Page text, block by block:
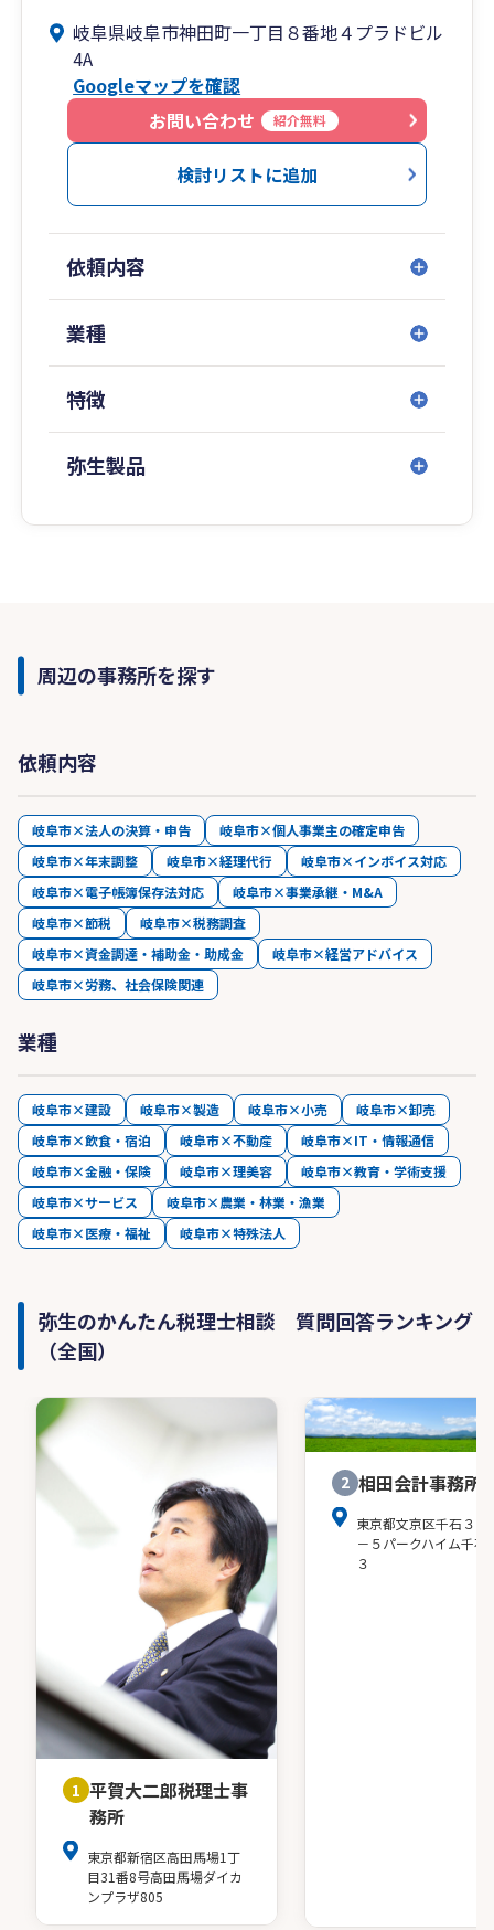
岐阜県岐阜市神田町一丁目８番地４プラドビル
4A
Googleマップを確認
お問い合わせ
紹介無料
検討リストに追加
依頼内容
業種
特徴
弥生製品
周辺の事務所を探す
依頼内容
岐阜市×法人の決算・申告
岐阜市×個人事業主の確定申告
岐阜市×年末調整
岐阜市×経理代行
岐阜市×インボイス対応
岐阜市×電子帳簿保存法対応
岐阜市×事業承継・M&A
岐阜市×節税
岐阜市×税務調査
岐阜市×資金調達・補助金・助成金
岐阜市×経営アドバイス
岐阜市×労務、社会保険関連
業種
岐阜市×建設 岐阜市×製造 岐阜市×小売
岐阜市×卸売
岐阜市×飲食・宿泊
岐阜市×不動産
岐阜市×IT・情報通信
岐阜市×金融・保険
岐阜市×理美容
岐阜市×教育・学術支援
岐阜市×サービス
岐阜市×農業・林業・漁業
岐阜市×医療・福祉
岐阜市×特殊法人
弥生のかんたん税理士相談 質問回答ランキング
（全国）
1 平賀大二郎税理士事
務所
東京都新宿区高田馬場1丁
目31番8号高田馬場ダイカ
ンプラザ805
2 相田会計事務所
東京都文京区千石３－
－５パークハイム千石
３